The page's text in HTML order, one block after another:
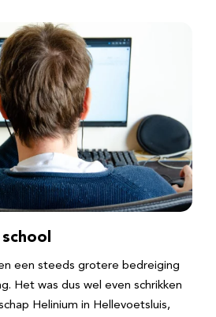
een steeds grotere bedreiging
Het was dus wel even schrikken
Helinium in Hellevoetsluis,